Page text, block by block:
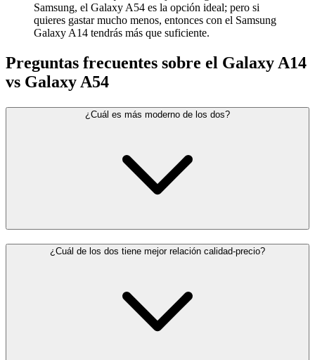
Samsung, el Galaxy A54 es la opción ideal; pero si
quieres gastar mucho menos, entonces con el Samsung
Galaxy A14 tendrás más que suficiente.
Preguntas frecuentes sobre el Galaxy A14
vs Galaxy A54
¿Cuál es más moderno de los dos?
¿Cuál de los dos tiene mejor relación calidad-precio?